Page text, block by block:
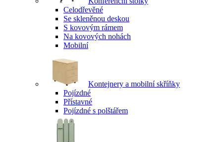
Celodřevěné
Se skleněnou deskou
S kovovým rámem
Na kovových nohách
Mobilní
Kontejnery a mobilní skříňky
Pojízdné
Přístavné
Pojízdné s polštářem